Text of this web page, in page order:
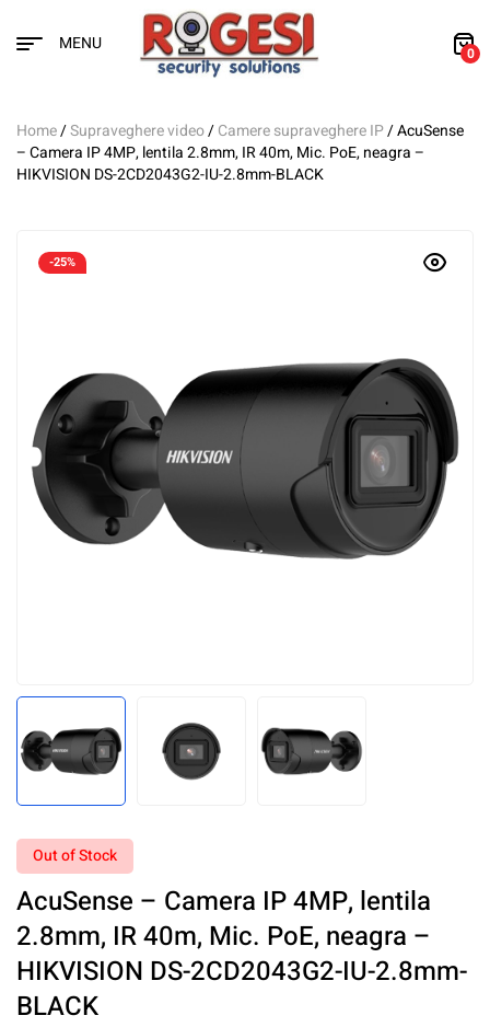
MENU 0
Home/Supraveghere video/Camere supraveghere IP/ AcuSense
– Camera IP 4MP, lentila 2.8mm, IR 40m, Mic. PoE, neagra –
HIKVISION DS-2CD2043G2-IU-2.8mm-BLACK
-25%
Out of Stock
AcuSense – Camera IP 4MP, lentila
2.8mm, IR 40m, Mic. PoE, neagra –
HIKVISION DS-2CD2043G2-IU-2.8mm-
BLACK